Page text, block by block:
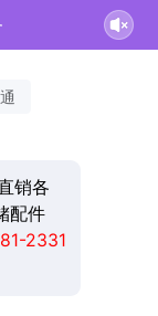
销各
配件
2331